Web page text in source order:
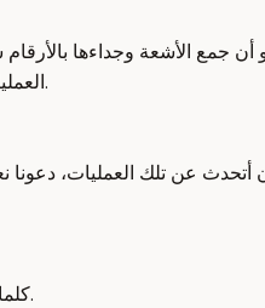
جمع الأشعة وجداءها
العمليات، دعونا نعتمد فكرة محددة في أذهاننا عندما أذكر كلمة شعاع.
عن تلك العمليات، دعونا
كلما أقوم بطرح موضوع جديد حول الأشعة، أريدكم أن تتخيلوا سهماً.